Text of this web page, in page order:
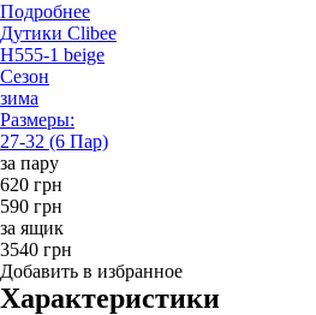
Подробнее
Дутики Clibee
H555-1 beige
Сезон
зима
Размеры:
27-32 (6 Пар)
за пару
620 грн
590 грн
за ящик
3540 грн
Добавить в избранное
Характеристики